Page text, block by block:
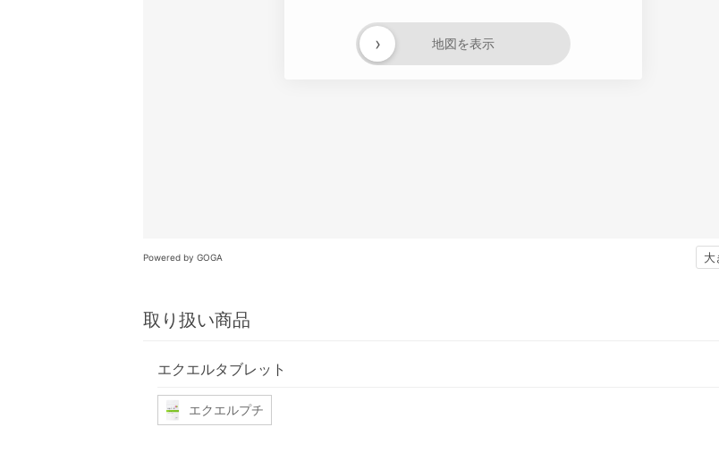
地図を表示
›
Powered by GOGA 大
取り扱い商品
エクエルタブレット
エクエルプチ